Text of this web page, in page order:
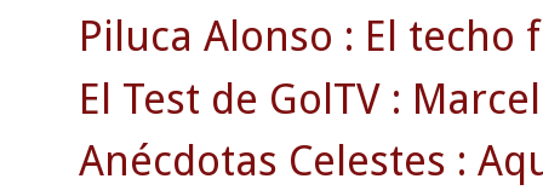
Piluca Alonso : El
El Test de GolTV :
Anécdotas Celestes :